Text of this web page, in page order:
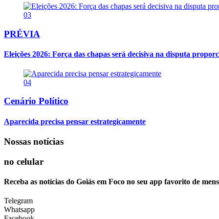
03
PRÉVIA
Eleições 2026: Força das chapas será decisiva na disputa
04
Cenário Político
Aparecida precisa pensar estrategicamente
Nossas notícias
no celular
Receba as notícias do Goiás em Foco no seu app favorito de
Telegram
Whatsapp